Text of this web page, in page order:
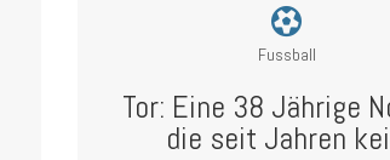
Fussball
Tor: Eine 38 Jährige
die seit Jahren